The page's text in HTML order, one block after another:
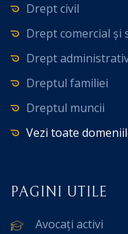
Drept civil
Drept comercial și
Drept
Dreptul familiei
Dreptul muncii
Vezi toate
PAGINI UTILE
Avocați activi